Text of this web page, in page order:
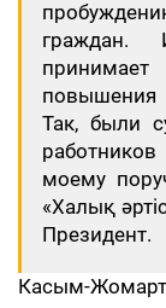
граждан.
повышения
Так, были
моему
«Халық
Президент.
Касым-Жомарт